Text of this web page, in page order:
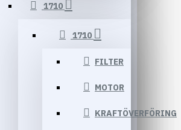
1710
1710
FILTER
MOTOR
KRAFTÖVERFÖRING